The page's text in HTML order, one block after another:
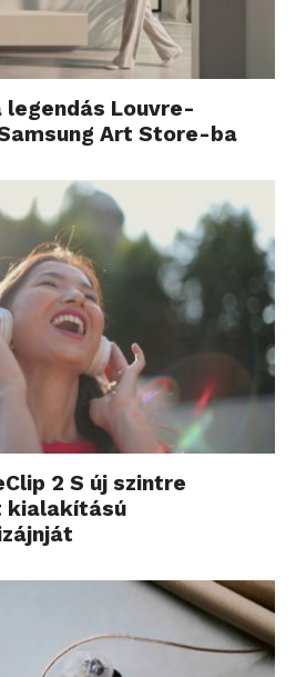
Louvre-
Art Store-ba
2 S új szintre
kialakítású